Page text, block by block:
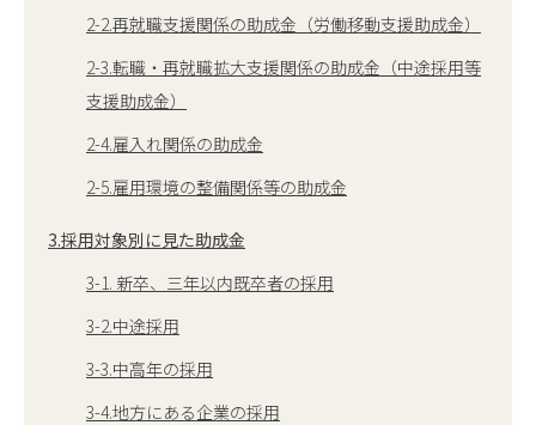
2-2.再就職支援関係の助成金（労働移動支援助成金）
2-3.転職・再就職拡大支援関係の助成金（中途採用等
支援助成金）
2-4.雇入れ関係の助成金
2-5.雇用環境の整備関係等の助成金
3.採用対象別に見た助成金
3-1. 新卒、三年以内既卒者の採用
3-2.中途採用
3-3.中高年の採用
3-4.地方にある企業の採用